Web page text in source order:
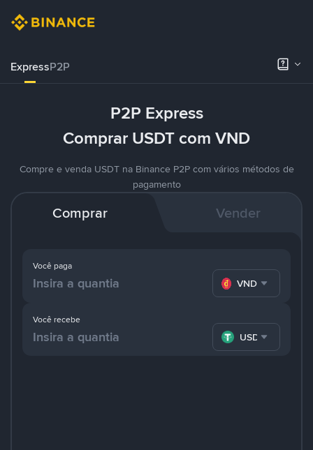
ExpressP2P
P2P Express
Comprar USDT com VND
Compre e venda USDT na Binance P2P com vários métodos de
pagamento
Comprar Vender
Você paga
VND
Você recebe
USDT